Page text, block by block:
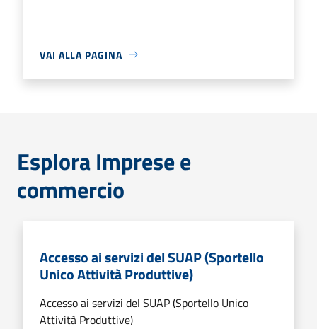
VAI ALLA PAGINA
Esplora Imprese e
commercio
Accesso ai servizi del SUAP (Sportello
Unico Attività Produttive)
Accesso ai servizi del SUAP (Sportello Unico
Attività Produttive)